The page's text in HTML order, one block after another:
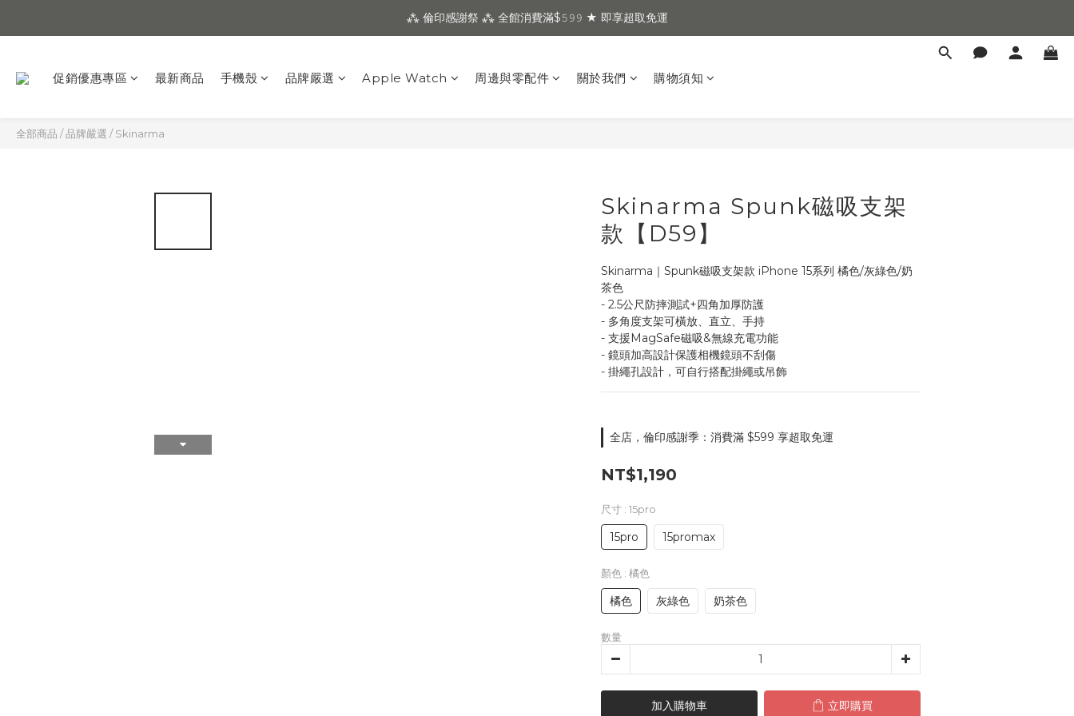
⁂ 倫印感謝祭 ⁂ 全館消費滿$𝟻𝟿𝟿 ★ 即享超取免運
促銷優惠專區 最新商品 手機殼 品牌嚴選 Apple Watch 周邊與零配件 關於我們 購物須知
全部商品 /品牌嚴選 /Skinarma
Skinarma Spunk磁吸支架
款【D59】
Skinarma｜Spunk磁吸支架款 iPhone 15系列 橘色/灰綠色/奶
茶色
- 2.5公尺防摔測試+四角加厚防護
- 多角度支架可橫放、直立、手持
- 支援MagSafe磁吸&無線充電功能
- 鏡頭加高設計保護相機鏡頭不刮傷
- 掛繩孔設計，可自行搭配掛繩或吊飾
全店，倫印感謝季：消費滿 $599 享超取免運
NT$1,190
尺寸 : 15pro
15pro 15promax
顏色 : 橘色
橘色 灰綠色 奶茶色
數量
加入購物車 立即購買